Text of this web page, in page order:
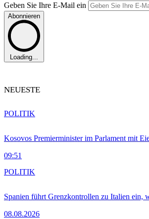
Geben Sie Ihre E-Mail ein
Abonnieren
Loading...
NEUESTE
Kosovos Premierminister im Parlament mit
09:51
POLITIK
Spanien führt Grenzkontrollen zu Italien ein,
08.08.2026
POLITIK